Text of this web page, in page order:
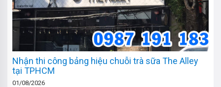
Nhận thi công bảng hiệu chuỗi trà sữa The Alley
tại TPHCM
01/08/2026